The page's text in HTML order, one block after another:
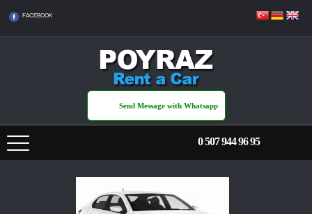
Send Message with Whatsapp
FACEBOOK
NACH HAUSE
0 507 944 96 95